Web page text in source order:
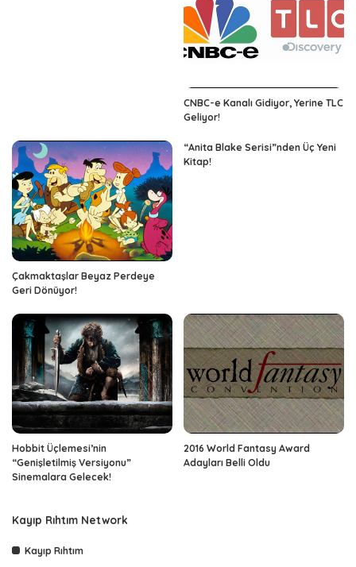
CNBC-e Kanalı Gidiyor, Yerine TLC
Geliyor!
Çakmaktaşlar Beyaz Perdeye
Geri Dönüyor!
“Anita Blake Serisi”nden Üç Yeni
Kitap!
Hobbit Üçlemesi’nin
“Genişletilmiş Versiyonu”
Sinemalara Gelecek!
2016 World Fantasy Award
Adayları Belli Oldu
Kayıp Rıhtım Network
Kayıp Rıhtım